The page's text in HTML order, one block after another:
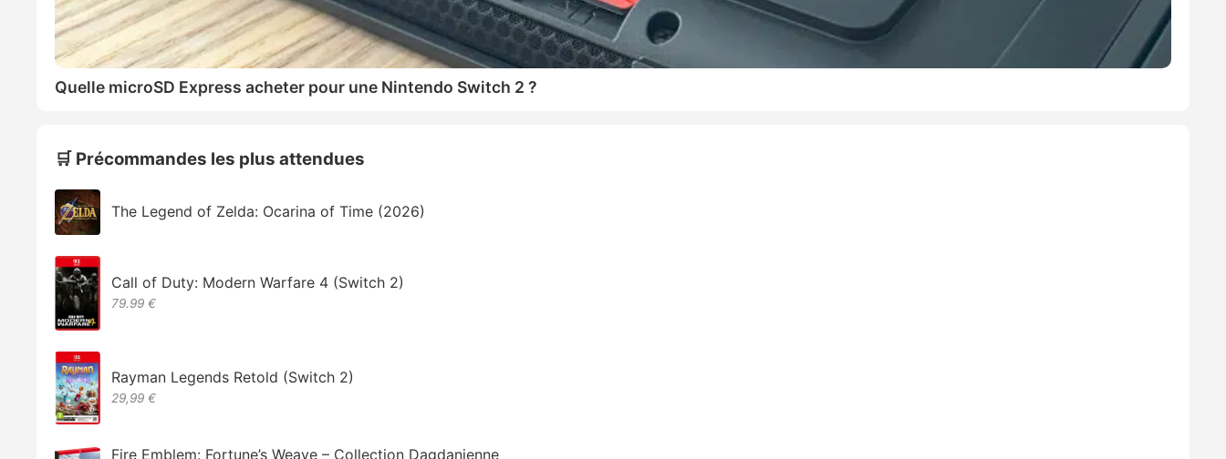
Quelle microSD Express acheter pour une Nintendo Switch 2 ?
🛒 Précommandes les plus attendues
The Legend of Zelda: Ocarina of Time (2026)
Call of Duty: Modern Warfare 4 (Switch 2)
79.99 €
Rayman Legends Retold (Switch 2)
29,99 €
Fire Emblem: Fortune’s Weave – Collection Dagdanienne